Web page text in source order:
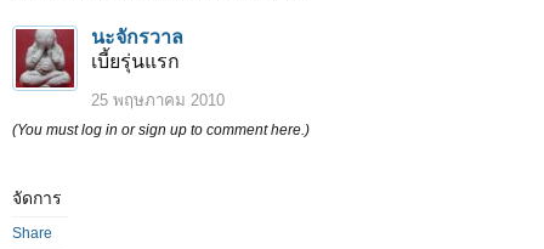
นะจักรวาล
เบี้ยรุ่นแรก
25 พฤษภาคม 2010
(You must log in or sign up to comment here.)
จัดการ
Share